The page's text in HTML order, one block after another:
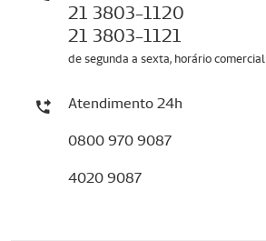
21 3803-1120
21 3803-1121
de segunda a sexta, horário comercial
Atendimento 24h
0800 970 9087
4020 9087